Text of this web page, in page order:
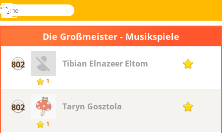
Novel
suche
Anmelden
Menü
Die Großmeister - Musikspiele
802
1
Tibian Elnazeer Eltom 1
802
1
Taryn Gosztola 1